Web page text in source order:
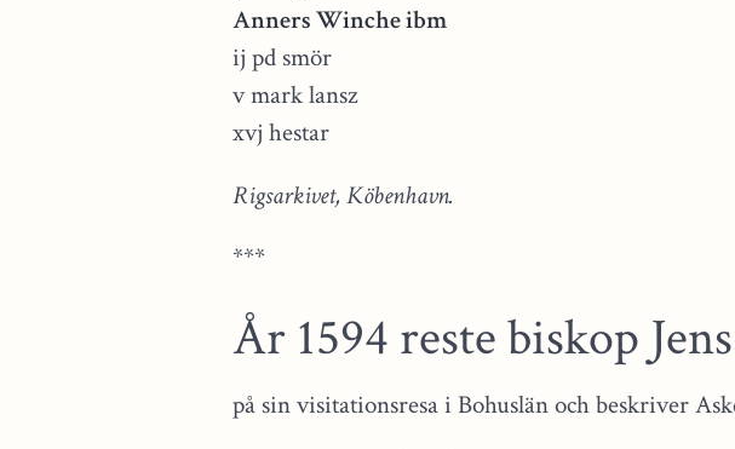
Anners Winche ibm
ij pd smör
v mark lansz
xvj hestar
Rigsarkivet, Köbenhavn.
***
År 1594 reste biskop
på sin visitationsresa i Bohuslän och beskriver